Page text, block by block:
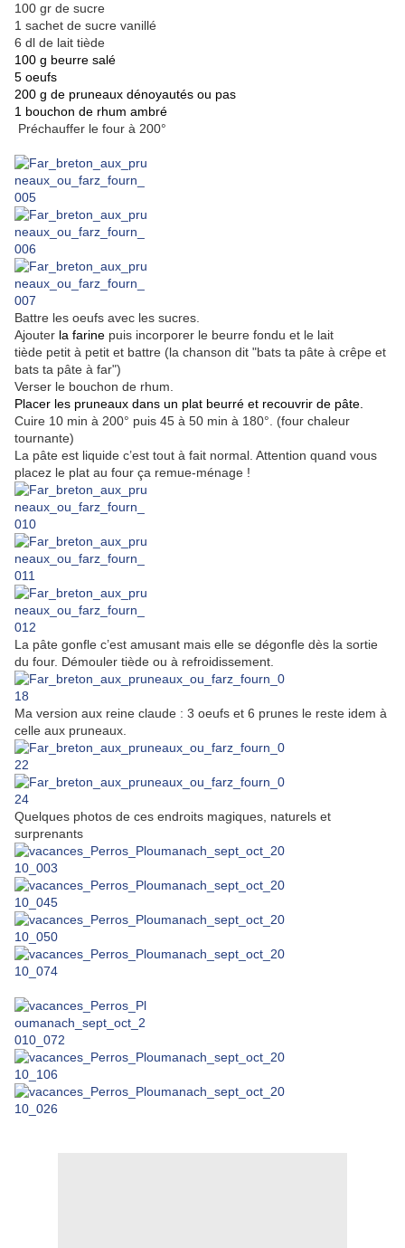
100 gr de sucre
1 sachet de sucre vanillé
6 dl de lait tiède
100 g beurre salé
5 oeufs
200 g de pruneaux dénoyautés ou pas
1 bouchon de rhum ambré
Préchauffer le four à 200°
Battre les oeufs avec les sucres.
Ajouter la farine puis incorporer le beurre fondu et le lait
tiède petit à petit et battre (la chanson dit "bats ta pâte à crêpe et
bats ta pâte à far")
Verser le bouchon de rhum.
Placer les pruneaux dans un plat beurré et recouvrir de pâte.
Cuire 10 min à 200° puis 45 à 50 min à 180°. (four chaleur
tournante)
La pâte est liquide c’est tout à fait normal. Attention quand vous
placez le plat au four ça remue-ménage !
La pâte gonfle c’est amusant mais elle se dégonfle dès la sortie
du four. Démouler tiède ou à refroidissement.
Ma version aux reine claude : 3 oeufs et 6 prunes le reste idem à
celle aux pruneaux.
Quelques photos de ces endroits magiques, naturels et
surprenants